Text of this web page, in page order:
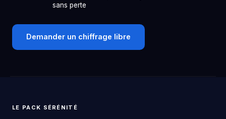
sans perte
Demander un chiffrage libre
LE PACK SÉRÉNITÉ